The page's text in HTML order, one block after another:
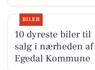
BILER
10 dyreste biler til
salg i nærheden af
Egedal Kommune